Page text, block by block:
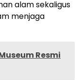
alam sekaligus
menjaga
Resmi